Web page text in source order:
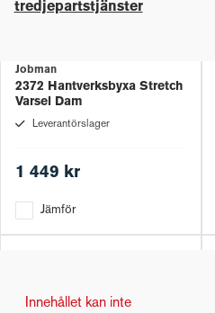
tredjepartstjänster
Jobman
2372 Hantverksbyxa Stretch
Varsel Dam
Leverantörslager
1 449 kr
Jämför
Innehållet kan inte